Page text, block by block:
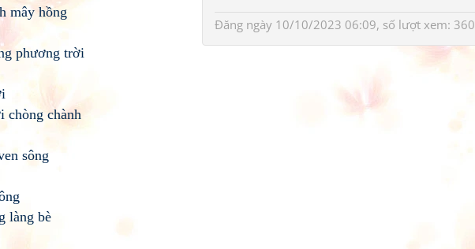
Đăng ngày 10/10/2023 06:09, số lượt xem: 360
mây hồng
phương trời
chòng chành
sông
làng bè